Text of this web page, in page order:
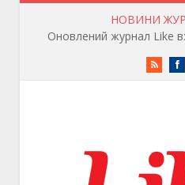
НОВИНИ
Оновлений журнал Like
RSS